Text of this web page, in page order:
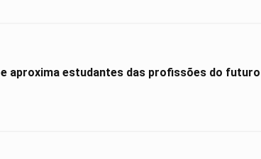
Hyundai Maker amplia presença em Piracicaba e aproxima estudantes das profissões do futuro